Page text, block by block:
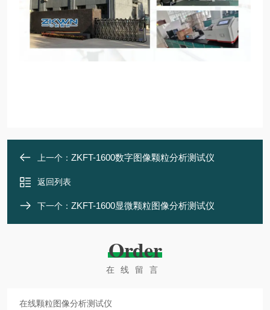
上一个： ZKFT-1600数字图像颗粒分析测试仪
返回列表
下一个： ZKFT-1600显微颗粒图像分析测试仪
Order
在线留言